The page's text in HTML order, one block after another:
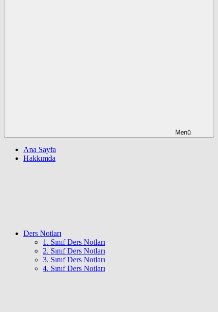
Menü
Ana Sayfa
Hakkımda
Ders Notları
1. Sınıf Ders Notları
2. Sınıf Ders Notları
3. Sınıf Ders Notları
4. Sınıf Ders Notları